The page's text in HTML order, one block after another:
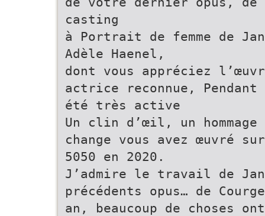
casting
à Portrait de femme de
Adèle Haenel,
dont vous appréciez
actrice reconnue, Pendant
été très active
Un clin d’œil, un hommage
change vous avez œuvré
5050 en 2020.
J’admire le travail de
précédents opus… de
an, beaucoup de choses